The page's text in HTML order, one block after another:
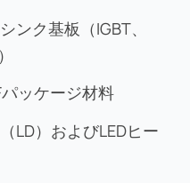
ンク基板（IGBT、
ッケージ材料
LD）およびLEDヒー